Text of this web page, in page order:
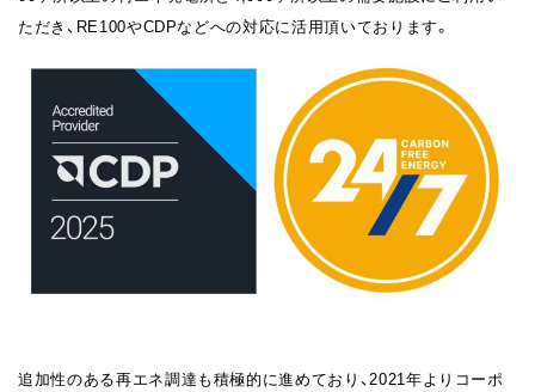
ただき、RE100やCDPなどへの対応に活用頂いております。
追加性のある再エネ調達も積極的に進めており、2021年よりコーポ